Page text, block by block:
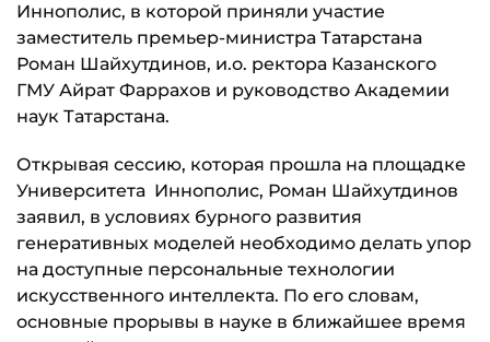
Иннополис, в которой приняли участие
заместитель премьер-министра Татарстана
Роман Шайхутдинов, и.о. ректора Казанского
ГМУ Айрат Фаррахов и руководство Академии
наук Татарстана.
Открывая сессию, которая прошла на площадке
Университета Иннополис, Роман Шайхутдинов
заявил, в условиях бурного развития
генеративных моделей необходимо делать упор
на доступные персональные технологии
искусственного интеллекта. По его словам,
основные прорывы в науке в ближайшее время